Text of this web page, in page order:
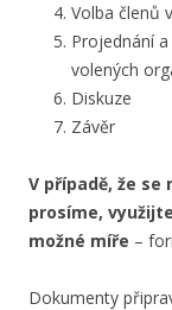
Volba členů
Projednání
volených
Diskuze
Závěr
V případě, že
prosíme,
možné míře –
Dokumenty